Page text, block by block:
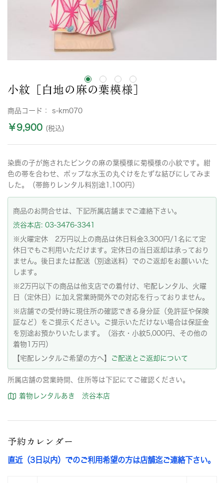
小紋［白地の麻の葉模様］
商品コード： s-km070
￥9,900 (税込)
染鹿の子が施されたピンクの麻の葉模様に菊模様の小紋です。紺
色の帯を合わせ、ポップな水玉の丸ぐけをたずな結びにしてみま
した。（帯飾りレンタル料別途1,100円）
商品のお問合せは、下記所属店舗までご連絡下さい。
渋谷本店: 03-3476-3341
※火曜定休 2万円以上の商品は休日料金3,300円/1名にて定
休日でもご利用いただけます。定休日の当日返却は承っており
ません。後日または配送（別途送料）でのご返却をお願いいた
します。
※2万円以下の商品は他支店での着付け、宅配レンタル、火曜
日（定休日）に加え営業時間外での対応を行っておりません。
※店舗での受付時に現住所の確認できる身分証（免許証や保険
証など）をご提示ください。ご提示いただけない場合は保証金
を別途お預かりいたします。（浴衣・小紋5,000円、その他の
着物1万円）
【宅配レンタルご希望の方へ】
ご配送とご返却について
所属店舗の営業時間、住所等は下記にてご確認ください。
着物レンタルあき 渋谷本店
予約カレンダー
直近（3日以内）でのご利用希望の方は店舗迄ご連絡下さい。